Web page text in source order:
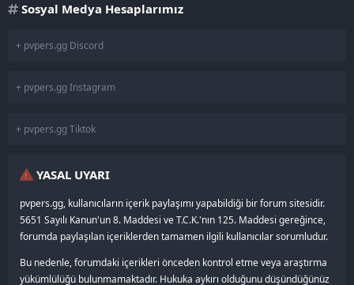
Sosyal Medya Hesaplarımız
+ pvpers.gg Discord
+ pvpers.gg Instagram
+ pvpers.gg Tiktok
YASAL UYARI
pvpers.gg, kullanıcıların içerik paylaşımı yapabildiği bir forum sitesidir.
5651 Sayılı Kanun'un 8. Maddesi ve T.C.K.'nın 125. Maddesi gereğince,
forumda paylaşılan içeriklerden tamamen ilgili kullanıcılar sorumludur.
Bu nedenle, forumdaki içerikleri önceden kontrol etme veya araştırma
yükümlülüğü bulunmamaktadır. Hukuka aykırı olduğunu düşündüğünüz